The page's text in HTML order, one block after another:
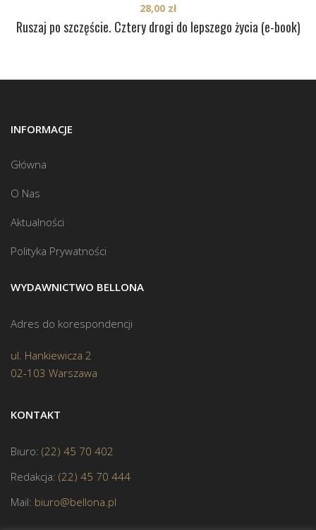
Ruszaj po szczęście. Cztery drogi do lepszego życia (e-book)
28,00 zł
INFORMACJE
Główna
O Nas
Aktualności
Polityka Prywatności
WYDAWNICTWO BELLONA
Adres do korespondencji
ul. Hankiewicza 2
02-103 Warszawa
KONTAKT
Biuro: (22) 45 70 402
Redakcja: (22) 45 70 444
Mail: biuro@bellona.pl